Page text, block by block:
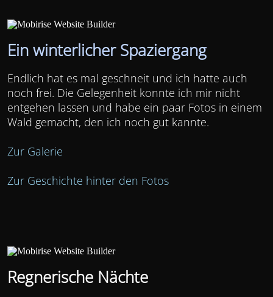
Ein winterlicher Spaziergang
Endlich hat es mal geschneit und ich hatte auch
noch frei. Die Gelegenheit konnte ich mir nicht
entgehen lassen und habe ein paar Fotos in einem
Wald gemacht, den ich noch gut kannte.
Zur Galerie
Zur Geschichte hinter den Fotos
Regnerische Nächte